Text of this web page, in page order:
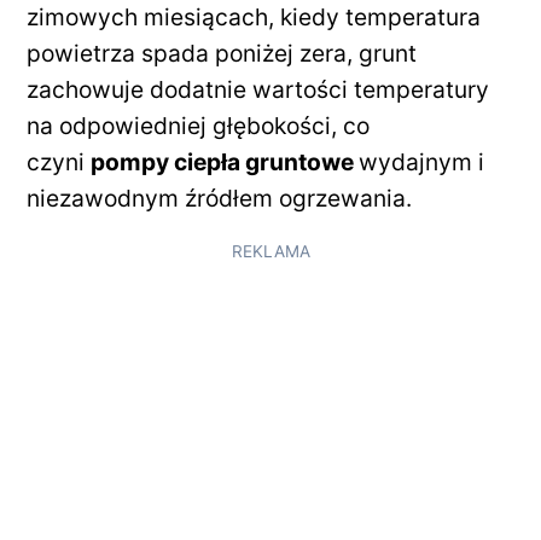
zimowych miesiącach, kiedy temperatura
powietrza spada poniżej zera, grunt
zachowuje dodatnie wartości temperatury
na odpowiedniej głębokości, co
czyni pompy ciepła gruntowewydajnym i
niezawodnym źródłem ogrzewania.
REKLAMA